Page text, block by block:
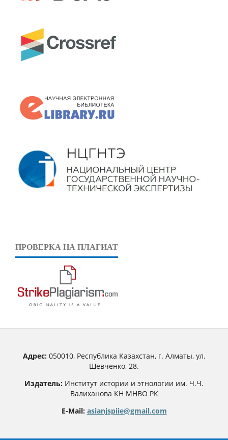
ПРОВЕРКА НА ПЛАГИАТ
Адрес:050010, Республика Казахстан, г. Алматы, ул.
Шевченко, 28.
Издатель: Институт истории и этнологии им. Ч.Ч.
Валиханова КН МНВО РК
E-Mail: asianjspiie@gmail.com